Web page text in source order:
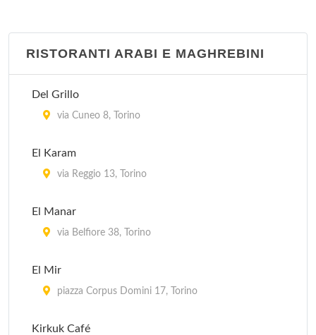
RISTORANTI ARABI E MAGHREBINI
Del Grillo
via Cuneo 8, Torino
El Karam
via Reggio 13, Torino
El Manar
via Belfiore 38, Torino
El Mir
piazza Corpus Domini 17, Torino
Kirkuk Café